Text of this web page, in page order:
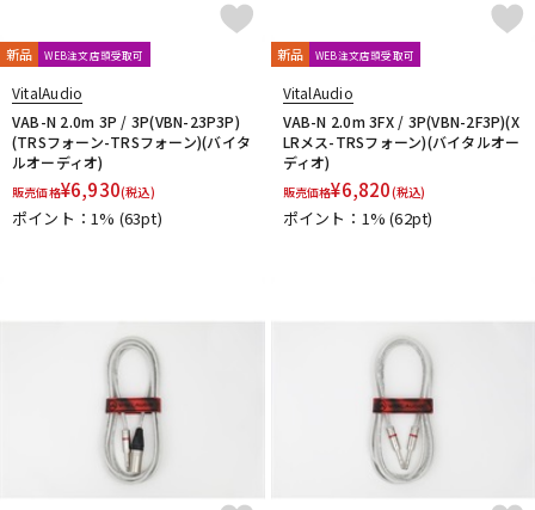
新品 WEB注文店頭受取可
VitalAudio
VAB-N 2.0m 3P / 3P(VBN-23P3P)
(TRSフォーン-TRSフォーン)(バイタ
ルオーディオ)
販売価格¥6,930(税込)
ポイント：1% (63pt)
新品 WEB注文店頭受取可
VitalAudio
VAB-N 2.0m 3FX / 3P(VBN-2F3P)(X
LRメス-TRSフォーン)(バイタルオー
ディオ)
販売価格¥6,820(税込)
ポイント：1%(62pt)